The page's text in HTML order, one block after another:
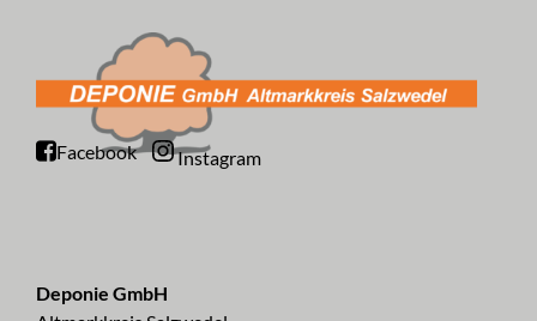
Facebook Instagram
Deponie GmbH